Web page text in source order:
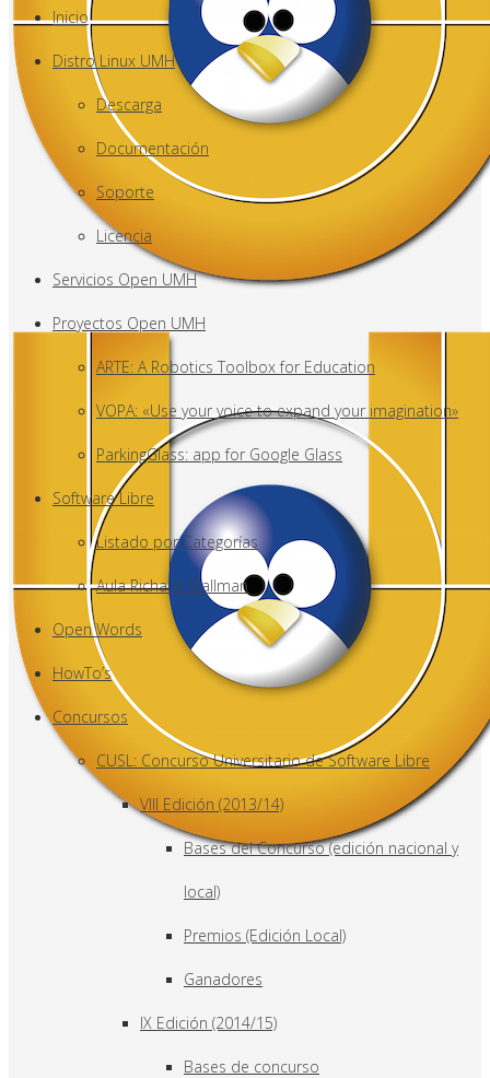
Inicio
Distro Linux UMH
Descarga
Documentación
Soporte
Licencia
Servicios Open UMH
Proyectos Open UMH
ARTE: A Robotics Toolbox for Education
VOPA: «Use your voice to expand your imagination»
ParkingGlass: app for Google Glass
Software Libre
Listado por Categorías
Aula Richard Stallman
Open Words
HowTo’s
Concursos
CUSL: Concurso Universitario de Software Libre
VIII Edición (2013/14)
Bases del Concurso (edición nacional y
local)
Premios (Edición Local)
Ganadores
IX Edición (2014/15)
Bases de concurso